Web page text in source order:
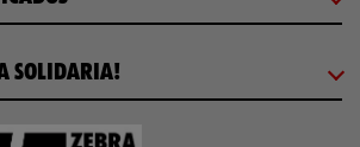
SOLIDARIA!